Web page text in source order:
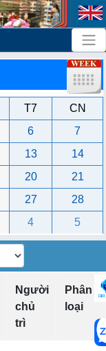
T7
CN
6
7
13
14
20
21
27
28
4 5
Người
chủ
trì
Phân
loại